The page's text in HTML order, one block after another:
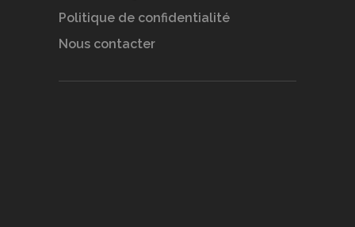
Politique de confidentialité
Nous contacter